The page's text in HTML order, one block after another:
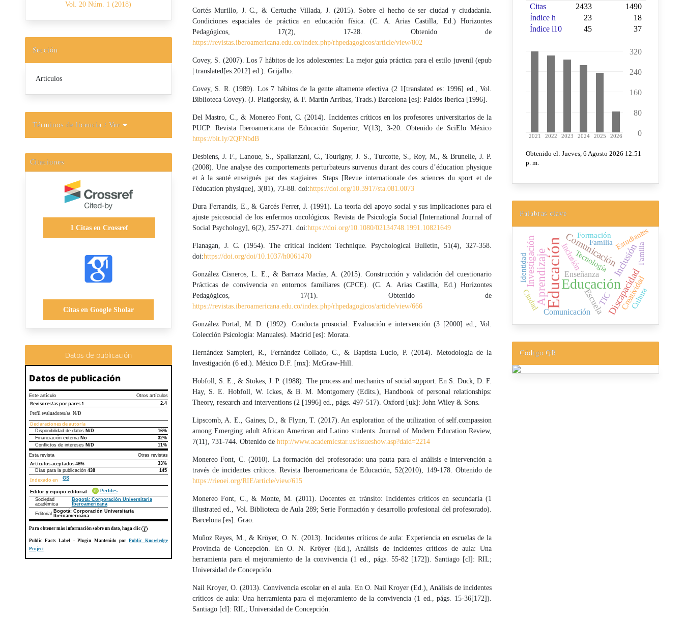
Vol. 20 Núm. 1 (2018)
Sección
Artículos
Términos de licencia / Ver
Citaciones
1Citas en Crossref
Citas en Google Sholar
Datos de publicación
Datos de publicación
Este artículo Otros artículos
Revisores/as por pares 1
2.4
Perfil evaluadores/as N/D
Declaraciones de autoría
Declaraciones de autoríaEste artículo
Disponibilidad de datos N/D
16%
Financiación externa No
32%
Conflictos de intereses N/D
11%
Esta revista
Otras revistas
Artículos aceptados46%
33%
Días para la publicación 438 145
Indexado en GS
Editor y equipo editorial
Perfiles
Sociedad
académica
Bogotá: Corporación Universitaria
Iberoamericana
Editorial
Bogotá: Corporación Universitaria
Iberoamericana
Para obtener más información sobre un dato, haga clic
Public Facts Label - Plugin Mantenido porPublic Knowledge
Project
Cortés Murillo, J. C., & Certuche Villada, J. (2015). Sobre el hecho de ser ciudad y ciudadanía.
Condiciones espaciales de práctica en educación física. (C. A. Arias Castilla, Ed.) Horizontes
Pedagógicos, 17(2), 17-28. Obtenido de
https://revistas.iberoamericana.edu.co/index.php/rhpedagogicos/article/view/802
Covey, S. (2007). Los 7 hábitos de los adolescentes: La mejor guía práctica para el estilo juvenil (epub
| translated[es:2012] ed.). Grijalbo.
Covey, S. R. (1989). Los 7 hábitos de la gente altamente efectiva (2 1[translated es: 1996] ed., Vol.
Biblioteca Covey). (J. Piatigorsky, & F. Martín Arribas, Trads.) Barcelona [es]: Paidós Iberica [1996].
Del Mastro, C., & Monereo Font, C. (2014). Incidentes críticos en los profesores universitarios de la
PUCP. Revista Iberoamericana de Educación Superior, V(13), 3-20. Obtenido de SciElo México
https://bit.ly/2QFNbdB
Desbiens, J. F., Lanoue, S., Spallanzani, C., Tourigny, J. S., Turcotte, S., Roy, M., & Brunelle, J. P.
(2008). Une analyse des comportements perturbateurs survenus durant des cours d’éducation physique
et à la santé enseignés par des stagiaires. Staps [Revue internationale des sciences du sport et de
l'éducation physique], 3(81), 73-88. doi:https://doi.org/10.3917/sta.081.0073
Dura Ferrandis, E., & Garcés Ferrer, J. (1991). La teoría del apoyo social y sus implicaciones para el
ajuste psicosocial de los enfermos oncológicos. Revista de Psicología Social [International Journal of
Social Psychology], 6(2), 257-271. doi:https://doi.org/10.1080/02134748.1991.10821649
Flanagan, J. C. (1954). The critical incident Technique. Psychological Bulletin, 51(4), 327-358.
doi:https://doi.org/doi/10.1037/h0061470
González Cisneros, L. E., & Barraza Macías, A. (2015). Construcción y validación del cuestionario
Prácticas de convivencia en entornos familiares (CPCE). (C. A. Arias Castilla, Ed.) Horizontes
Pedagógicos, 17(1). Obtenido de
https://revistas.iberoamericana.edu.co/index.php/rhpedagogicos/article/view/666
González Portal, M. D. (1992). Conducta prosocial: Evaluación e intervención (3 [2000] ed., Vol.
Colección Psicología: Manuales). Madrid [es]: Morata.
Hernández Sampieri, R., Fernández Collado, C., & Baptista Lucio, P. (2014). Metodología de la
Investigación (6 ed.). México D.F. [mx]: McGraw-Hill.
Hobfoll, S. E., & Stokes, J. P. (1988). The process and mechanics of social support. En S. Duck, D. F.
Hay, S. E. Hobfoll, W. Ickes, & B. M. Montgomery (Edits.), Handbook of personal relationships:
Theory, research and interventions (2 [1996] ed., págs. 497-517). Oxford [uk]: John Wiley & Sons.
Lipscomb, A. E., Gaines, D., & Flynn, T. (2017). An exploration of the utilization of self.compassion
among Emerging adult African American and Latino students. Journal of Modern Education Review,
7(11), 731-744. Obtenido de http://www.academicstar.us/issueshow.asp?daid=2214
Monereo Font, C. (2010). La formación del profesorado: una pauta para el análisis e intervención a
través de incidentes críticos. Revista Iberoamericana de Educación, 52(2010), 149-178. Obtenido de
https://rieoei.org/RIE/article/view/615
Monereo Font, C., & Monte, M. (2011). Docentes en tránsito: Incidentes críticos en secundaria (1
illustrated ed., Vol. Biblioteca de Aula 289; Serie Formación y desarrollo profesional del profesorado).
Barcelona [es]: Grao.
Muñoz Reyes, M., & Kröyer, O. N. (2013). Incidentes críticos de aula: Experiencia en escuelas de la
Provincia de Concepción. En O. N. Kröyer (Ed.), Análisis de incidentes críticos de aula: Una
herramienta para el mejoramiento de la convivencia (1 ed., págs. 55-82 [172]). Santiago [cl]: RIL;
Universidad de Concepción.
Nail Kroyer, O. (2013). Convivencia escolar en el aula. En O. Nail Kroyer (Ed.), Análisis de incidentes
críticos de aula: Una herramienta para el mejoramiento de la convivencia (1 ed., págs. 15-36[172]).
Santiago [cl]: RIL; Universidad de Concepción.
Palabras clave
EducaciónEducación
Aprendizaje Comunicación
Discapacidad
Investigación Inclusión
Escuela
Inclusión
Enseñanza
Creatividad
Comunicación
TIC
Familia Estudiantes
Formación
Cultura
Tecnología Familia
Ciudad
Identidad
Código QR